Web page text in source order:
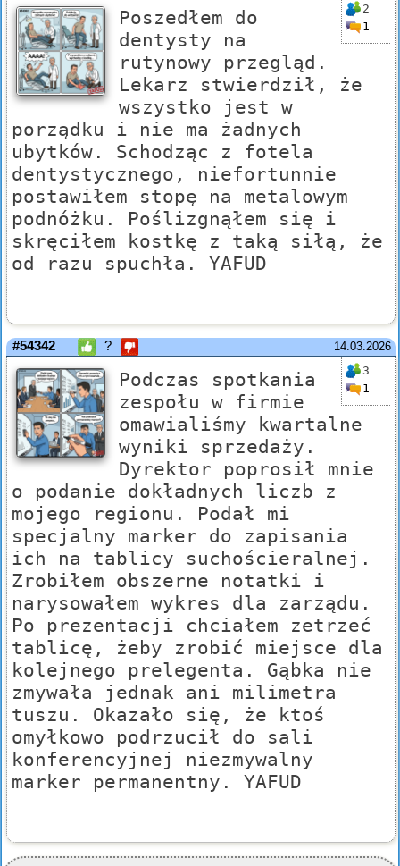
2
1
Poszedłem do
dentysty na
rutynowy przegląd.
Lekarz stwierdził, że
wszystko jest w
porządku i nie ma żadnych
ubytków. Schodząc z fotela
dentystycznego, niefortunnie
postawiłem stopę na metalowym
podnóżku. Poślizgnąłem się i
skręciłem kostkę z taką siłą, że
od razu spuchła. YAFUD
14.03.2026
#54342 ?
3
1
Podczas spotkania
zespołu w firmie
omawialiśmy kwartalne
wyniki sprzedaży.
Dyrektor poprosił mnie
o podanie dokładnych liczb z
mojego regionu. Podał mi
specjalny marker do zapisania
ich na tablicy suchościeralnej.
Zrobiłem obszerne notatki i
narysowałem wykres dla zarządu.
Po prezentacji chciałem zetrzeć
tablicę, żeby zrobić miejsce dla
kolejnego prelegenta. Gąbka nie
zmywała jednak ani milimetra
tuszu. Okazało się, że ktoś
omyłkowo podrzucił do sali
konferencyjnej niezmywalny
marker permanentny. YAFUD